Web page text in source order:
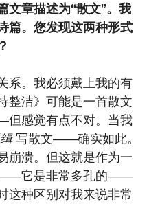
文章描述为“散文”。我
篇。您发现这两种形式
系。我必须戴上我的有
整洁》可能是一首散文
感觉有点不对。当我
写散文——确实如此。
崩溃。但这就是作为一
——它是非常多孔的——
这种区别对我来说非常